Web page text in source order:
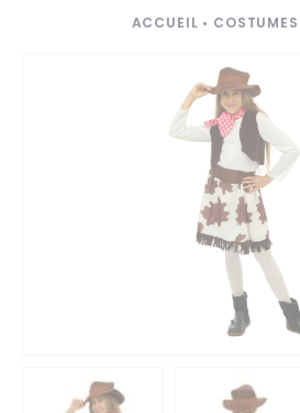
ACCUEIL • COSTUMES